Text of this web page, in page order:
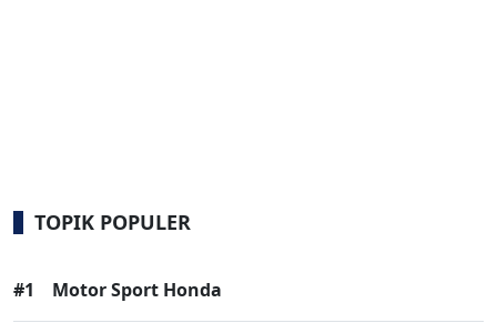
TOPIK POPULER
#1 Motor Sport Honda